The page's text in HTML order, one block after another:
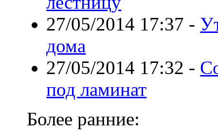
27/05/2014 17:37 -
дома
27/05/2014 17:32 -
под ламинат
Более ранние: